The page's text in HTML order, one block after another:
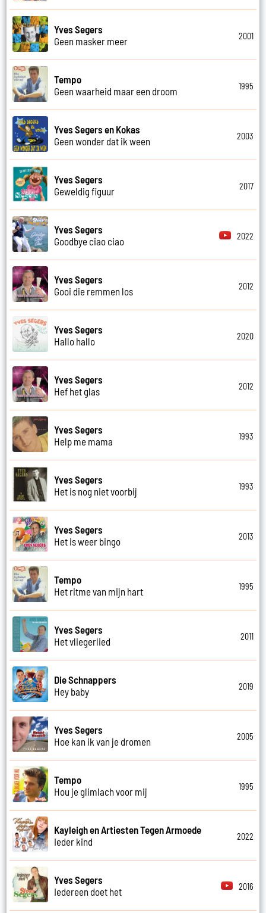
Yves Segers
Geen masker meer
2001
Tempo
Geen waarheid maar een droom
1995
Yves Segers en Kokas
Geen wonder dat ik ween
2003
Yves Segers
Geweldig figuur
2017
Yves Segers
Goodbye ciao ciao
2022
Yves Segers
Gooi die remmen los
2012
Yves Segers
Hallo hallo
2020
Yves Segers
Hef het glas
2012
Yves Segers
Help me mama
1993
Yves Segers
Het is nog niet voorbij
1993
Yves Segers
Het is weer bingo
2013
Tempo
Het ritme van mijn hart
1995
Yves Segers
Het vliegerlied
2011
Die Schnappers
Hey baby
2019
Yves Segers
Hoe kan ik van je dromen
2005
Tempo
Hou je glimlach voor mij
1995
Kayleigh en Artiesten Tegen Armoede
Ieder kind
2022
Yves Segers
Iedereen doet het
2016